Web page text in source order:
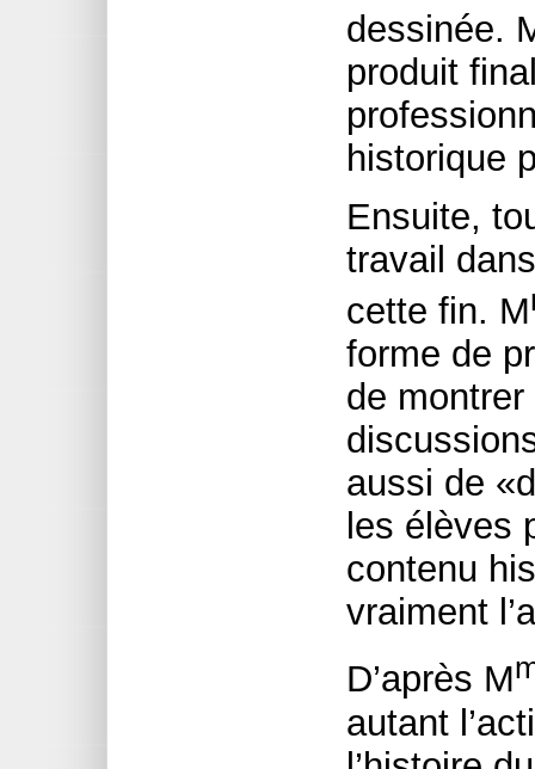
dessinée.
produit
historique
Ensuite,
travail
cette fin. M
forme de
de montrer
aussi de
les élèves
contenu
vraiment
D’après M
autant